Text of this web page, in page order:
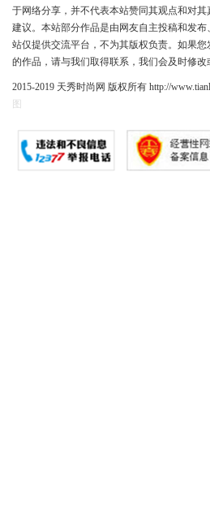
于网络分享，并不代表本站赞同其观点和对
建议。本站部分作品是由网友自主投稿和发
站仅提供交流平台，不为其版权负责。如果
的作品，请与我们取得联系，我们会及时修改
2015-2019 天秀时尚网 版权所有 http://
图